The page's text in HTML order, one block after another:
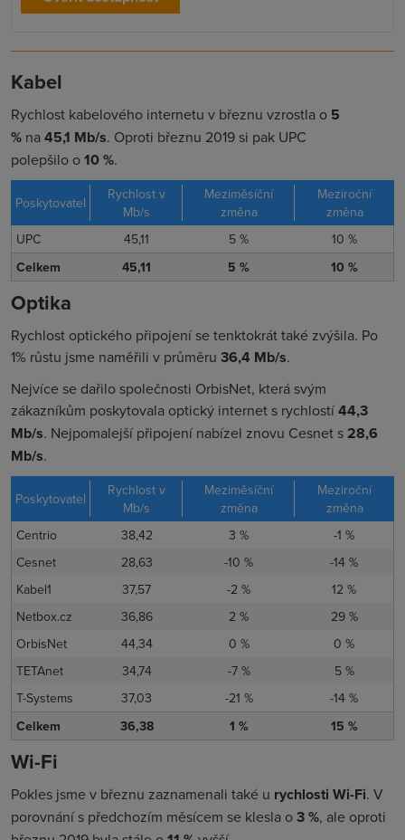
Kabel
Rychlost kabelového internetu v březnu vzrostla o 5
% na45,1 Mb/s. Oproti březnu 2019 si pak UPC
polepšilo o10 %.
Poskytovatel
Rychlost v
Mb/s
Meziměsíční
změna
Meziroční
změna
UPC
45,11 5 %
10 %
Celkem
45,11 5 % 10 %
Optika
Rychlost optického připojení se tenktokrát také zvýšila. Po
1% růstu jsme naměřili v průměru 36,4 Mb/s.
Nejvíce se dařilo společnosti OrbisNet, která svým
zákazníkům poskytovala optický internet s rychlostí44,3
Mb/s. Nejpomalejší připojení nabízel znovu Cesnet s28,6
Mb/s.
Poskytovatel
Rychlost v
Mb/s
Meziměsíční
změna
Meziroční
změna
Centrio
38,42 3 %
-1 %
Cesnet
28,63 -10 %
-14 %
Kabel1
37,57 -2 %
12 %
Netbox.cz
36,86 2 %
29 %
OrbisNet
44,34 0 %
0 %
TETAnet
34,74 -7 %
5 %
T-Systems
37,03 -21 %
-14 %
Celkem
36,38 1 % 15 %
Wi-Fi
Pokles jsme v březnu zaznamenali také u rychlosti Wi-Fi. V
porovnání s předchozím měsícem se klesla o3 %, ale oproti